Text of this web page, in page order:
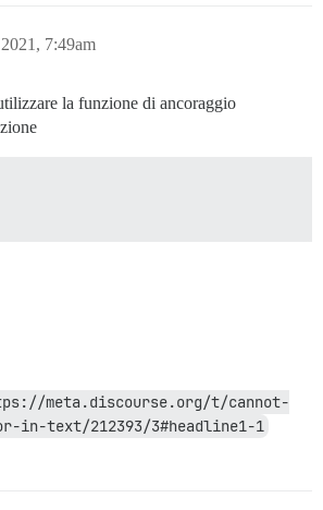
7:49am
la funzione di ancoraggio
meta.discourse.org/t/cannot-
in-text/212393/3#headline1-1